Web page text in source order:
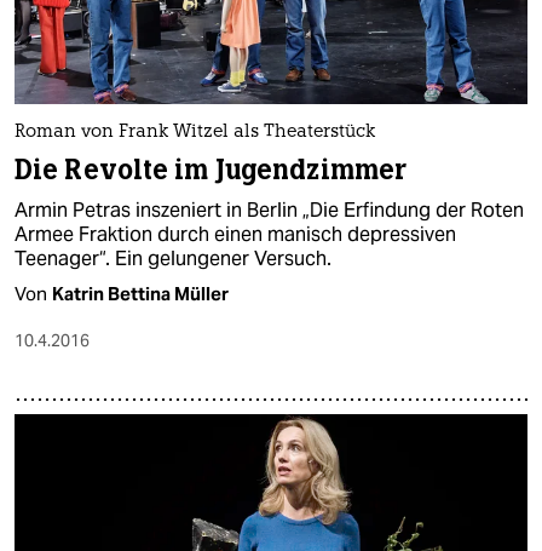
Roman von Frank Witzel als Theaterstück
Die Revolte im Jugendzimmer
Armin Petras inszeniert in Berlin „Die Erfindung der Roten
Armee Fraktion durch einen manisch depressiven
Teenager“. Ein gelungener Versuch.
Von Katrin Bettina Müller
10.4.2016